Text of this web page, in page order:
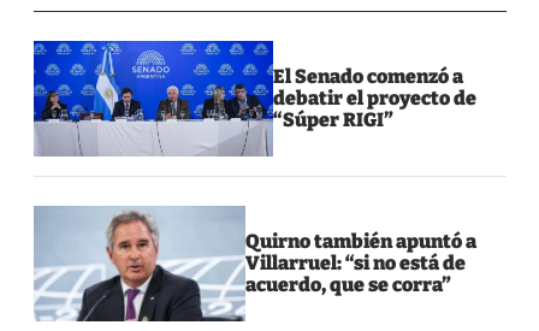
El Senado comenzó a
debatir el proyecto de
“Súper RIGI”
Quirno también apuntó a
Villarruel: “si no está de
acuerdo, que se corra”